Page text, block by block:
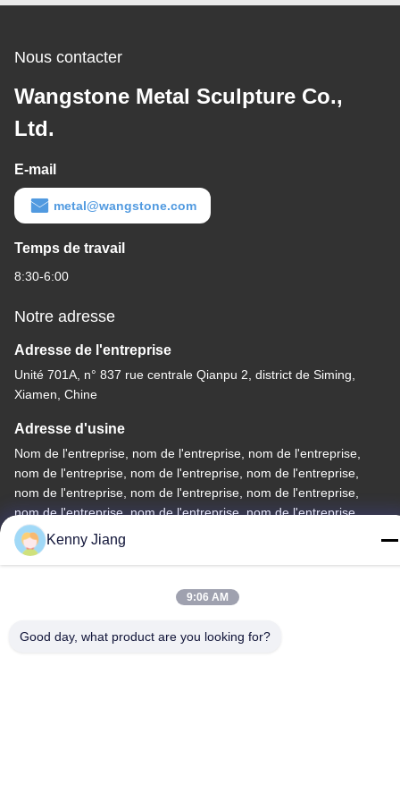
Nous contacter
Wangstone Metal Sculpture Co.,
Ltd.
E-mail
metal@wangstone.com
Temps de travail
8:30-6:00
Notre adresse
Adresse de l'entreprise
Unité 701A, n° 837 rue centrale Qianpu 2, district de Siming,
Xiamen, Chine
Adresse d'usine
Nom de l'entreprise, nom de l'entreprise, nom de l'entreprise,
nom de l'entreprise, nom de l'entreprise, nom de l'entreprise,
nom de l'entreprise, nom de l'entreprise, nom de l'entreprise,
nom de l'entreprise, nom de l'entreprise, nom de l'entreprise,
nom
Téléphone
Kenny Jiang
9:06 AM
Good day, what product are you looking for?